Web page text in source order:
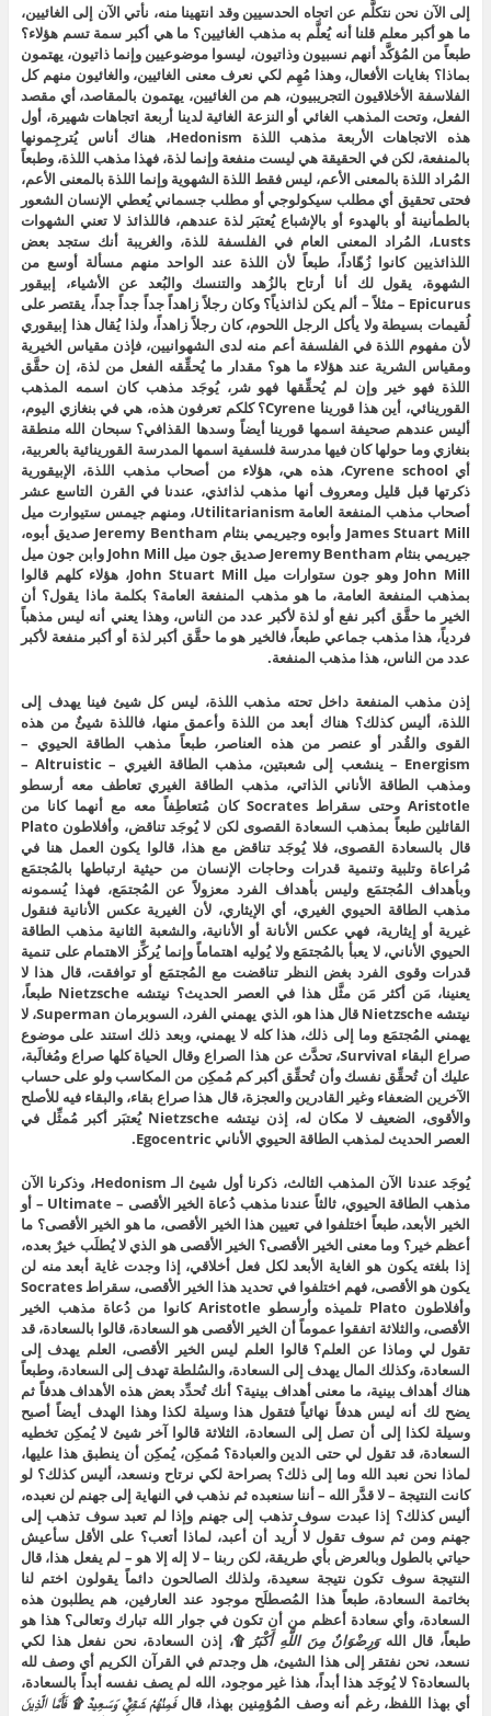
إلى الآن نحن نتكلَّم عن اتجاه الحدسيين وقد انتهينا منه، نأتي الآن إلى الغائيين،
ما هو أكبر معلم قلنا أنه يُعلَّم به مذهب الغائيين؟ ما هي أكبر سمة تسم هؤلاء؟
طبعاً من المُؤكَّد أنهم نسبيون وذاتيون، ليسوا موضوعيين وإنما ذاتيون، يهتمون
بماذا؟ بغايات الأفعال، وهذا مُهِم لكي نعرف معنى الغائيين، والغائيون منهم كل
الفلاسفة الأخلاقيون التجريبيون، هم من الغائيين، يهتمون بالمقاصد، أي مقصد
الفعل، وتحت المذهب الغائي أو النزعة الغائية لدينا أربعة اتجاهات شهيرة، أول
هذه الاتجاهات الأربعة مذهب اللذة Hedonism، هناك أناس يُترجِمونها
بالمنفعة، لكن في الحقيقة هي ليست منفعة وإنما لذة، فهذا مذهب اللذة، وطبعاً
المُراد اللذة بالمعنى الأعم، ليس فقط اللذة الشهوية وإنما اللذة بالمعنى الأعم،
فحتى تحقيق أي مطلب سيكولوجي أو مطلب جسماني يُعطي الإنسان الشعور
بالطمأنينة أو بالهدوء أو بالإشباع يُعتبَر لذة عندهم، فاللذائذ لا تعني الشهوات
Lusts، المُراد المعنى العام في الفلسفة للذة، والغريبة أنك ستجد بعض
اللذائذيين كانوا زُهّاداً، طبعاً لأن اللذة عند الواحد منهم مسألة أوسع من
الشهوة، يقول لك أنا أرتاح بالزُهد والتنسك والبُعد عن الأشياء، إبيقور
Epicurus – مثلاً – ألم يكن لذائذياً؟ وكان رجلاً زاهداً جداً جداً جداً، يقتصر على
لُقيمات بسيطة ولا يأكل الرجل اللحوم، كان رجلاً زاهداً، ولذا يُقال هذا إبيقوري
لأن مفهوم اللذة في الفلسفة أعم منه لدى الشهوانيين، فإذن مقياس الخيرية
ومقياس الشرية عند هؤلاء ما هو؟ مقدار ما يُحقِّقه الفعل من لذة، إن حقَّق
اللذة فهو خير وإن لم يُحقِّقها فهو شر، يُوجَد مذهب كان اسمه المذهب
القورينائي، أين هذا قورينا Cyrene؟ كلكم تعرفون هذه، هي في بنغازي اليوم،
أليس عندهم صحيفة اسمها قورينا أيضاً وسدها القذافي؟ سبحان الله منطقة
بنغازي وما حولها كان فيها مدرسة فلسفية اسمها المدرسة القورينائية بالعربية،
أي Cyrene school، هذه هي، هؤلاء من أصحاب مذهب اللذة، الإبيقورية
ذكرتها قبل قليل ومعروف أنها مذهب لذائذي، عندنا في القرن التاسع عشر
أصحاب مذهب المنفعة العامة Utilitarianism، ومنهم جيمس ستيوارت ميل
James Stuart Mill وأبوه وجيريمي بنثام Jeremy Bentham صديق أبوه،
جيريمي بنثام Jeremy Bentham صديق جون ميل John Mill وابن جون ميل
John Mill وهو جون ستوارات ميل John Stuart Mill، هؤلاء كلهم قالوا
بمذهب المنفعة العامة، ما هو مذهب المنفعة العامة؟ بكلمة ماذا يقول؟ أن
الخير ما حقَّق أكبر نفع أو لذة لأكبر عدد من الناس، وهذا يعني أنه ليس مذهباً
فردياً، هذا مذهب جماعي طبعاً، فالخير هو ما حقَّق أكبر لذة أو أكبر منفعة لأكبر
عدد من الناس، هذا مذهب المنفعة.
إذن مذهب المنفعة داخل تحته مذهب اللذة، ليس كل شيئ فينا يهدف إلى
اللذة، أليس كذلك؟ هناك أبعد من اللذة وأعمق منها، فاللذة شيئٌ من هذه
القوى والقُدر أو عنصر من هذه العناصر، طبعاً مذهب الطاقة الحيوي –
Energism – ينشعب إلى شعبتين، مذهب الطاقة الغيري – Altruistic –
ومذهب الطاقة الأناني الذاتي، مذهب الطاقة الغيري تعاطف معه أرسطو
Aristotle وحتى سقراط Socrates كان مُتعاطِفاً معه مع أنهما كانا من
القائلين طبعاً بمذهب السعادة القصوى لكن لا يُوجَد تناقض، وأفلاطون Plato
قال بالسعادة القصوى، فلا يُوجَد تناقض مع هذا، قالوا يكون العمل هنا في
مُراعاة وتلبية وتنمية قدرات وحاجات الإنسان من حيثية ارتباطها بالمُجتمَع
وبأهداف المُجتمَع وليس بأهداف الفرد معزولاً عن المُجتمَع، فهذا يُسمونه
مذهب الطاقة الحيوي الغيري، أي الإيثاري، لأن الغيرية عكس الأنانية فنقول
غيرية أو إيثارية، فهي عكس الأنانة أو الأنانية، والشعبة الثانية مذهب الطاقة
الحيوي الأناني، لا يعبأ بالمُجتمَع ولا يُوليه اهتماماً وإنما يُركِّز الاهتمام على تنمية
قدرات وقوى الفرد بغض النظر تناقضت مع المُجتمَع أو توافقت، قال هذا لا
يعنينا، مَن أكثر مَن مثَّل هذا في العصر الحديث؟ نيتشه Nietzsche طبعاً،
نيتشه Nietzsche قال هذا هو، الذي يهمني الفرد، السوبرمان Superman، لا
يهمني المُجتمَع وما إلى ذلك، هذا كله لا يهمني، وبعد ذلك استند على موضوع
صراع البقاء Survival، تحدَّث عن هذا الصراع وقال الحياة كلها صراع ومُغالَبة،
عليك أن تُحقِّق نفسك وأن تُحقِّق أكبر كم مُمكِن من المكاسب ولو على حساب
الآخرين الضعفاء وغير القادرين والعجزة، قال هذا صراع بقاء، والبقاء فيه للأصلح
والأقوى، الضعيف لا مكان له، إذن نيتشه Nietzsche يُعتبَر أكبر مُمثِّل في
العصر الحديث لمذهب الطاقة الحيوي الأناني Egocentric.
يُوجَد عندنا الآن المذهب الثالث، ذكرنا أول شيئ الـ Hedonism، وذكرنا الآن
مذهب الطاقة الحيوي، ثالثاً عندنا مذهب دُعاة الخير الأقصى – Ultimate – أو
الخير الأبعد، طبعاً اختلفوا في تعيين هذا الخير الأقصى، ما هو الخير الأقصى؟ ما
أعظم خير؟ وما معنى الخير الأقصى؟ الخير الأقصى هو الذي لا يُطلَب خيرٌ بعده،
إذا بلغته يكون هو الغاية الأبعد لكل فعل أخلاقي، إذا وجدت غاية أبعد منه لن
يكون هو الأقصى، فهم اختلفوا في تحديد هذا الخير الأقصى، سقراط Socrates
وأفلاطون Plato تلميذه وأرسطو Aristotle كانوا من دُعاة مذهب الخير
الأقصى، والثلاثة اتفقوا عموماً أن الخير الأقصى هو السعادة، قالوا بالسعادة، قد
تقول لي وماذا عن العلم؟ قالوا العلم ليس الخير الأقصى، العلم يهدف إلى
السعادة، وكذلك المال يهدف إلى السعادة، والسُلطة تهدف إلى السعادة، وطبعاً
هناك أهداف بينية، ما معنى أهداف بينية؟ أنك تُحدِّد بعض هذه الأهداف هدفاً ثم
يضح لك أنه ليس هدفاً نهائياً فتقول هذا وسيلة لكذا وهذا الهدف أيضاً أصبح
وسيلة لكذا إلى أن تصل إلى السعادة، الثلاثة قالوا آخر شيئ لا يُمكِن تخطيه
السعادة، قد تقول لي حتى الدين والعبادة؟ مُمكِن، يُمكِن أن ينطبق هذا عليها،
لماذا نحن نعبد الله وما إلى ذلك؟ بصراحة لكي نرتاح ونسعد، أليس كذلك؟ لو
كانت النتيجة – لا قدَّر الله – أننا سنعبده ثم نذهب في النهاية إلى جهنم لن نعبده،
أليس كذلك؟ إذا عبدت سوف تذهب إلى جهنم وإذا لم تعبد سوف تذهب إلى
جهنم ومن ثم سوف تقول لا أُريد أن أعبد، لماذا أتعب؟ على الأقل سأعيش
حياتي بالطول وبالعرض بأي طريقة، لكن ربنا – لا إله إلا هو – لم يفعل هذا، قال
النتيجة سوف تكون نتيجة سعيدة، ولذلك الصالحون دائماً يقولون اختم لنا
بخاتمة السعادة، طبعاً هذا المُصطلَح موجود عند العارفين، هم يطلبون هذه
السعادة، وأي سعادة أعظم من أن تكون في جوار الله تبارك وتعالى؟ هذا هو
طبعاً، قال اللهوَرِضْوَانٌ مِنَ اللَّهِ أَكْبَرُ۩، إذن السعادة، نحن نفعل هذا لكي
نسعد، نحن نفتقر إلى هذا الشيئ، هل وجدتم في القرآن الكريم أي وصف لله
بالسعادة؟ لا يُوجَد هذا أبداً، هذا غير موجود، الله لم يصف نفسه أبداً بالسعادة،
أي بهذا اللفظ، رغم أنه وصف المُؤمِنين بهذا، قالفَمِنْهُمْ شَقِيٌّ وَسَعِيدٌ ۩ فَأَمَّا الَّذِينَ